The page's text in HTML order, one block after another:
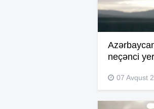
neçənci
07 Avqust